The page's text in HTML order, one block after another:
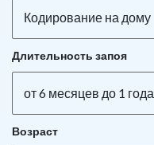
Кодирование на дому
Длительность запоя
от 6 месяцев до 1 года
Возраст